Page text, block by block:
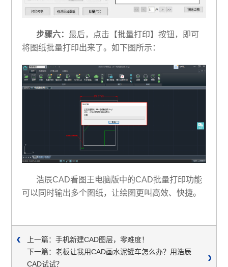
步骤六：最后，点击【批量打印】按钮，即可
将图纸批量打印出来了。如下图所示：
浩辰CAD看图王电脑版中的CAD批量打印功能
可以同时输出多个图纸，让绘图更叫高效、快捷。
上一篇：手机新建CAD图层，零难度！
下一篇：老板让我用CAD画水泥罐车怎么办？用浩辰
CAD试试？